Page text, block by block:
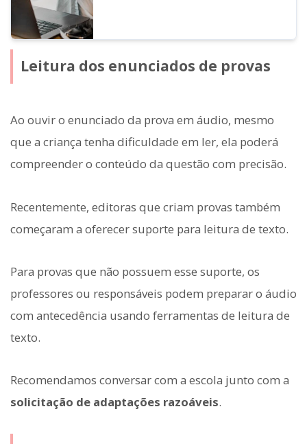
Leitura dos enunciados de provas
Ao ouvir o enunciado da prova em áudio, mesmo
que a criança tenha dificuldade em ler, ela poderá
compreender o conteúdo da questão com precisão.
Recentemente, editoras que criam provas também
começaram a oferecer suporte para leitura de texto.
Para provas que não possuem esse suporte, os
professores ou responsáveis podem preparar o áudio
com antecedência usando ferramentas de leitura de
texto.
Recomendamos conversar com a escola junto com a
solicitação de adaptações razoáveis.